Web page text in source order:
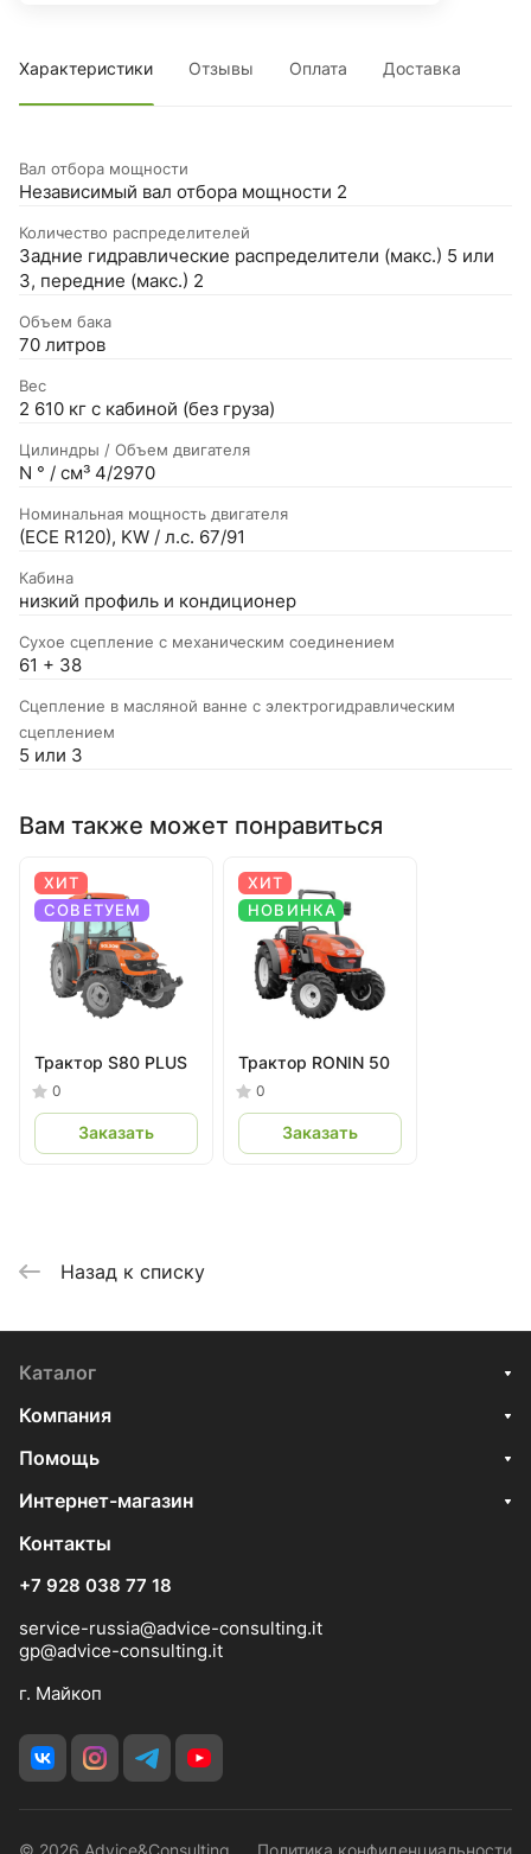
Характеристики Отзывы Оплата Доставка
Вал отбора мощности
Независимый вал отбора мощности 2
Количество распределителей
Задние гидравлические распределители (макс.) 5 или
3, передние (макс.) 2
Объем бака
70 литров
Вес
2 610 кг с кабиной (без груза)
Цилиндры / Объем двигателя
N ° / см³ 4/2970
Номинальная мощность двигателя
(ECE R120), KW / л.с. 67/91
Кабина
низкий профиль и кондиционер
Сухое сцепление с механическим соединением
61 + 38
Сцепление в масляной ванне с электрогидравлическим
сцеплением
5 или 3
Вам также может понравиться
ХИТ
СОВЕТУЕМ
Трактор S80 PLUS
0
Заказать
ХИТ
НОВИНКА
Трактор RONIN 50
0
Заказать
Назад к списку
Каталог
Компания
Помощь
Интернет-магазин
Контакты
+7 928 038 77 18
service-russia@advice-consulting.it
gp@advice-consulting.it
г. Майкоп
© 2026 Advice&Consulting Политика конфиденциальности